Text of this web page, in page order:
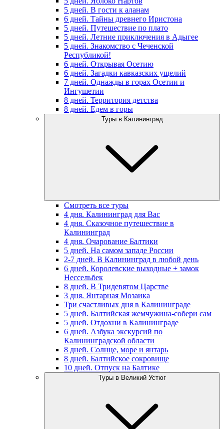
5 дней. В гости к аланам
6 дней. Тайны древнего Иристона
5 дней. Путешествие по плато
5 дней. Летние приключения в Адыгее
5 дней. Знакомство с Чеченской
Республикой!
6 дней. Открывая Осетию
6 дней. Загадки кавказских ущелий
7 дней. Однажды в горах Осетии и
Ингушетии
8 дней. Территория детства
8 дней. Едем в горы
Туры в Калининград
Смотреть все туры
4 дня. Калининград для Вас
4 дня. Сказочное путешествие в
Калининград
4 дня. Очарование Балтики
5 дней. На самом западе России
2-7 дней. В Калининград в любой день
6 дней. Королевские выходные + замок
Нессельбек
8 дней. В Тридевятом Царстве
3 дня. Янтарная Мозаика
Три счастливых дня в Калининграде
5 дней. Балтийская жемчужина-собери сам
5 дней. Отдохни в Калининграде
6 дней. Азбука экскурсий по
Калининградской области
8 дней. Солнце, море и янтарь
8 дней. Балтийское сокровище
10 дней. Отпуск на Балтике
Туры в Великий Устюг